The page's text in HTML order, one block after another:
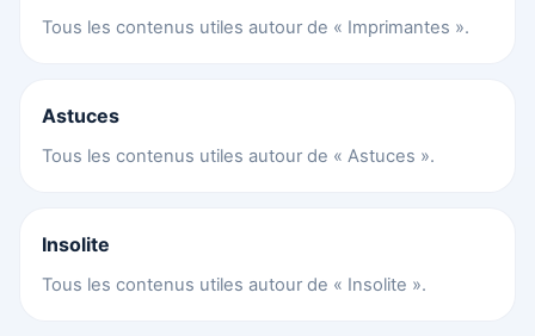
Tous les contenus utiles autour de « Imprimantes ».
Astuces
Tous les contenus utiles autour de « Astuces ».
Insolite
Tous les contenus utiles autour de « Insolite ».